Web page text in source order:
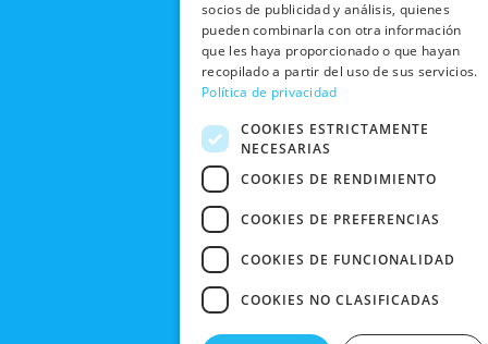
socios de publicidad y análisis, quienes
pueden combinarla con otra información
que les haya proporcionado o que hayan
recopilado a partir del uso de sus servicios.
Política de privacidad
COOKIES ESTRICTAMENTE
NECESARIAS
COOKIES DE RENDIMIENTO
COOKIES DE PREFERENCIAS
COOKIES DE FUNCIONALIDAD
COOKIES NO CLASIFICADAS